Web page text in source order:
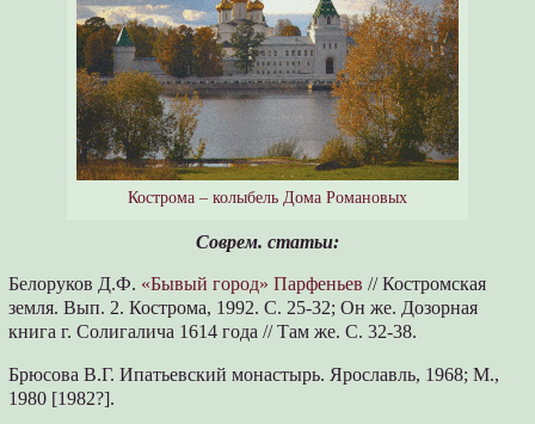
Кострома – колыбель Дома Романовых
Соврем. статьи:
Белоруков Д.Ф. «Бывый город» Парфеньев // Костромская
земля. Вып. 2. Кострома, 1992. С. 25-32; Он же. Дозорная
книга г. Солигалича 1614 года // Там же. С. 32-38.
Брюсова В.Г. Ипатьевский монастырь. Ярославль, 1968; М.,
1980 [1982?].